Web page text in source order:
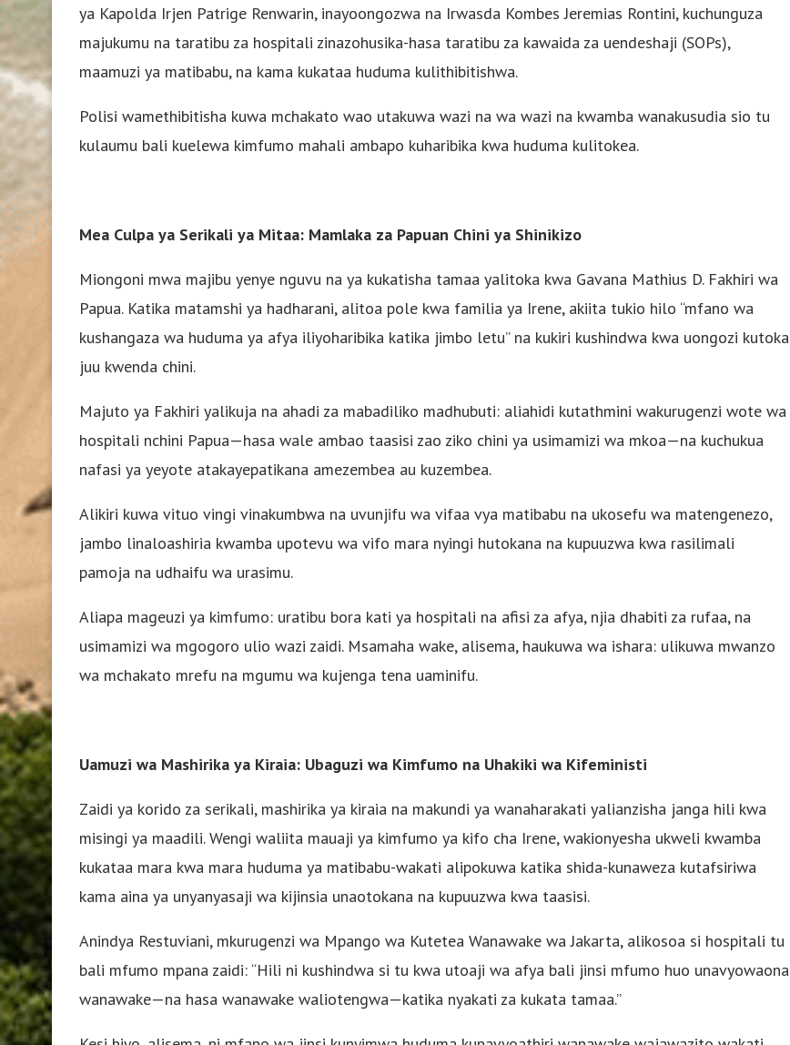
ya Kapolda Irjen Patrige Renwarin, inayoongozwa na Irwasda Kombes Jeremias Rontini, kuchunguza
majukumu na taratibu za hospitali zinazohusika-hasa taratibu za kawaida za uendeshaji (SOPs),
maamuzi ya matibabu, na kama kukataa huduma kulithibitishwa.
Polisi wamethibitisha kuwa mchakato wao utakuwa wazi na wa wazi na kwamba wanakusudia sio tu
kulaumu bali kuelewa kimfumo mahali ambapo kuharibika kwa huduma kulitokea.
Mea Culpa ya Serikali ya Mitaa: Mamlaka za Papuan Chini ya Shinikizo
Miongoni mwa majibu yenye nguvu na ya kukatisha tamaa yalitoka kwa Gavana Mathius D. Fakhiri wa
Papua. Katika matamshi ya hadharani, alitoa pole kwa familia ya Irene, akiita tukio hilo “mfano wa
kushangaza wa huduma ya afya iliyoharibika katika jimbo letu” na kukiri kushindwa kwa uongozi kutoka
juu kwenda chini.
Majuto ya Fakhiri yalikuja na ahadi za mabadiliko madhubuti: aliahidi kutathmini wakurugenzi wote wa
hospitali nchini Papua—hasa wale ambao taasisi zao ziko chini ya usimamizi wa mkoa—na kuchukua
nafasi ya yeyote atakayepatikana amezembea au kuzembea.
Alikiri kuwa vituo vingi vinakumbwa na uvunjifu wa vifaa vya matibabu na ukosefu wa matengenezo,
jambo linaloashiria kwamba upotevu wa vifo mara nyingi hutokana na kupuuzwa kwa rasilimali
pamoja na udhaifu wa urasimu.
Aliapa mageuzi ya kimfumo: uratibu bora kati ya hospitali na afisi za afya, njia dhabiti za rufaa, na
usimamizi wa mgogoro ulio wazi zaidi. Msamaha wake, alisema, haukuwa wa ishara: ulikuwa mwanzo
wa mchakato mrefu na mgumu wa kujenga tena uaminifu.
Uamuzi wa Mashirika ya Kiraia: Ubaguzi wa Kimfumo na Uhakiki wa Kifeministi
Zaidi ya korido za serikali, mashirika ya kiraia na makundi ya wanaharakati yalianzisha janga hili kwa
misingi ya maadili. Wengi waliita mauaji ya kimfumo ya kifo cha Irene, wakionyesha ukweli kwamba
kukataa mara kwa mara huduma ya matibabu-wakati alipokuwa katika shida-kunaweza kutafsiriwa
kama aina ya unyanyasaji wa kijinsia unaotokana na kupuuzwa kwa taasisi.
Anindya Restuviani, mkurugenzi wa Mpango wa Kutetea Wanawake wa Jakarta, alikosoa si hospitali tu
bali mfumo mpana zaidi: “Hili ni kushindwa si tu kwa utoaji wa afya bali jinsi mfumo huo unavyowaona
wanawake—na hasa wanawake waliotengwa—katika nyakati za kukata tamaa.”